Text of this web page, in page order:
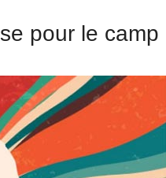
pour le